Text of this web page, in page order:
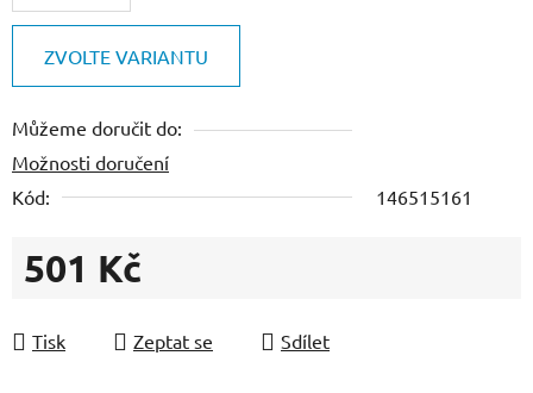
ZVOLTE VARIANTU
Můžeme doručit do:
Možnosti doručení
Kód:
146515161
501 Kč
Tisk
Zeptat se Sdílet